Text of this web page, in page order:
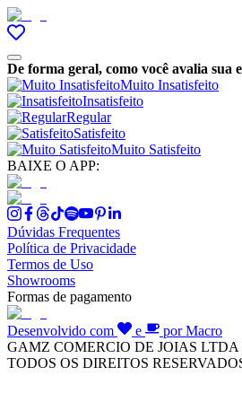
De forma geral, como você avalia sua
Muito Insatisfeito
Insatisfeito
Regular
Satisfeito
Muito Satisfeito
BAIXE O APP:
Dúvidas Frequentes
Política de Privacidade
Termos de Uso
Showrooms
Formas de pagamento
Desenvolvido com e
por Macro
GAMZ COMERCIO DE JOIAS LTDA
TODOS OS DIREITOS